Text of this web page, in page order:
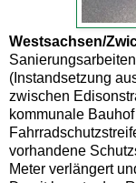
Westsachsen/
(Instandsetzung
zwischen
kommunale
vorhandene
Meter verlängert